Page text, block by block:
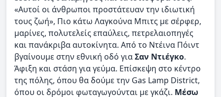
«Αυτοί οι άνθρωποι προστάτευαν την ιδιωτική
τους ζωή», Πιο κάτω Λαγκούνα Μπιτς με σέρφερ,
μαρίνες, πολυτελείς επαύλεις, πετρελαιοπηγές
και πανάκριβα αυτοκίνητα. Από το Ντέινα Πόιντ
βγαίνουμε στην εθνική οδό γιαΣαν Ντιέγκο.
Άφιξη και στάση για γεύμα. Επίσκεψη στο κέντρο
της πόλης, όπου θα δούμε την Gas Lamp District,
όπου οι δρόμοι φωταγωγούνται με γκάζι. Μέσω